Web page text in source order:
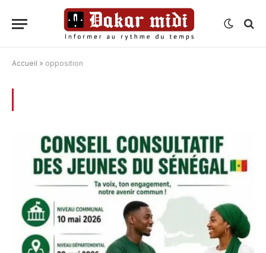
Accueil » opposition